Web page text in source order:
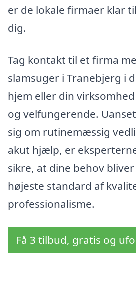
er de lokale firmaer klar
dig.
Tag kontakt til et firma
slamsuger i Tranebjerg i
hjem eller din
og velfungerende.
sig om rutinemæssig
akut hjælp, er
sikre, at dine behov
højeste standard af
professionalisme.
Få 3 tilbud, gratis og